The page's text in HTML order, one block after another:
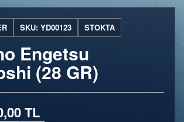
SKU: YD00123 STOKTA
Engetsu
(28 GR)
TL